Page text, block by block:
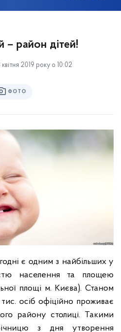
– район дітей!
2019 року о 10:02
ФОТО
є одним з найбільших у
населення та площею
площі м. Києва). Станом
осіб офіційно проживає
району столиці. Такими
з дня утворення